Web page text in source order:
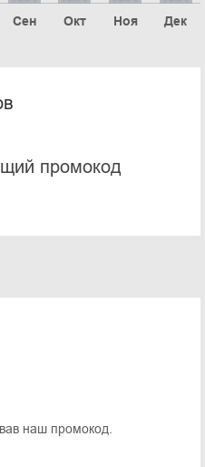
Сен Окт Ноя Дек
промокод
наш промокод.